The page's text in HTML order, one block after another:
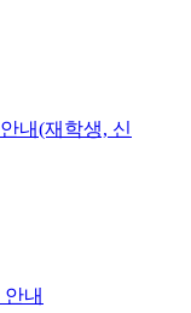
내(재학생, 신
내